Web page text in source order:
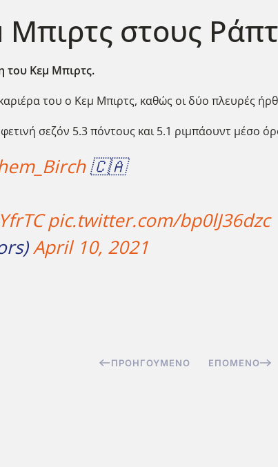
Μπιρτς στους
του Κεμ Μπιρτς.
του ο Κεμ Μπιρτς, καθώς οι δύο πλευρές
σεζόν 5.3 πόντους και 5.1 ριμπάουντ μέσο
🇨🇦
pic.twitter.com/bp0lJ36dzc
April 10, 2021
ΠΡΟΗΓΟΎΜΕΝΟ ΕΠΌΜΕΝΟ